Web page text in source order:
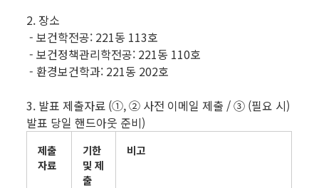
2. 장소
- 보건학전공: 221동 113호
- 보건정책관리학전공: 221동 110호
- 환경보건학과: 221동 202호
3. 발표 제출자료 (①, ② 사전 이메일 제출 / ③ (필요 시)
발표 당일 핸드아웃 준비)
제출
자료
기한
및 제
출
비고